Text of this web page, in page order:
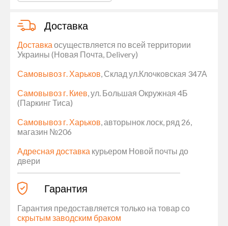
Доставка
Доставка осуществляется по всей территории
Украины (Новая Почта, Delivery)
Самовывоз г. Харьков, Склад ул.Клочковская 347А
Самовывоз г. Киев, ул. Большая Окружная 4Б
(Паркинг Тиса)
Самовывоз г. Харьков, авторынок лоск, ряд 26,
магазин №206
Адресная доставка курьером Новой почты до
двери
Гарантия
Гарантия предоставляется только на товар со
скрытым заводским браком